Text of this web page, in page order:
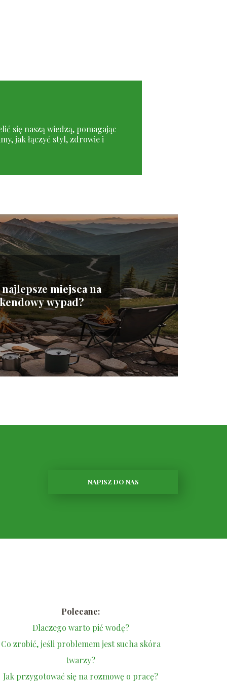
się naszą wiedzą, pomagając
jak łączyć styl, zdrowie i
najlepsze miejsca na
wypad?
NAPISZ DO NAS
Polecane:
Dlaczego warto pić wodę?
Co zrobić, jeśli problemem jest sucha skóra
twarzy?
Jak przygotować się na rozmowę o pracę?